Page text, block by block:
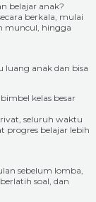
belajar anak?
berkala, mulai
muncul, hingga
luang anak dan bisa
kelas besar
seluruh waktu
progres belajar lebih
sebelum lomba,
soal, dan